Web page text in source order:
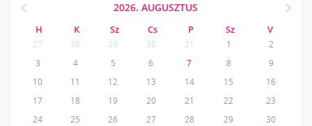
2026. AUGUSZTUS
H K Sz Cs P Sz V
27 28 29 30 31 1
2
3
4 5 6 7 8
9
10
11 12 13 14 15
16
17
18 19 20 21 22
23
24
25 26 27 28 29
30